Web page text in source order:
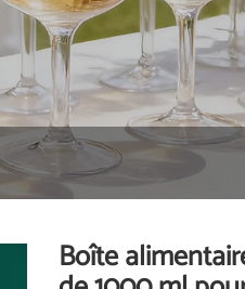
Boîte